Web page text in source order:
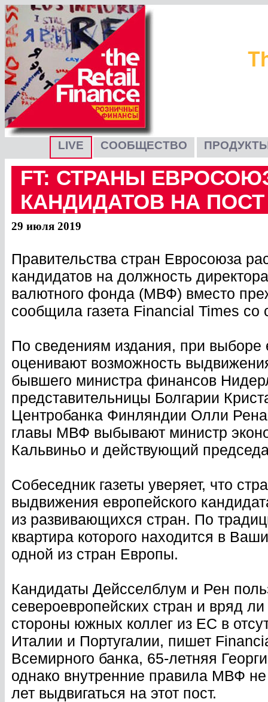
LIVE СООБЩЕСТВО
FT: СТРАНЫ
КАНДИДАТОВ НА
29 июля 2019
Правительства стран Евросоюза
кандидатов на должность
валютного фонда (МВФ) вместо
сообщила газета Financial Times со
По сведениям издания, при выборе
оценивают возможность
бывшего министра финансов
представительницы Болгарии
Центробанка Финляндии Олли
главы МВФ выбывают министр
Кальвиньо и действующий
Собеседник газеты уверяет, что
выдвижения европейского
из развивающихся стран. По
квартира которого находится в
одной из стран Европы.
Кандидаты Дейсселблум и Рен
североевропейских стран и вряд
стороны южных коллег из ЕС в
Италии и Португалии, пишет
Всемирного банка, 65-летняя
однако внутренние правила МВФ
лет выдвигаться на этот пост.